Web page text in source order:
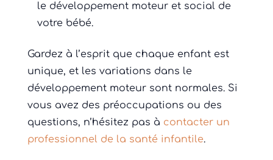
le développement moteur et social de
votre bébé.
Gardez à l’esprit que chaque enfant est
unique, et les variations dans le
développement moteur sont normales. Si
vous avez des préoccupations ou des
questions, n’hésitez pas à contacter un
professionnel de la santé infantile.